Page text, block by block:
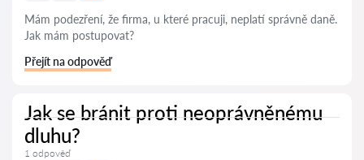
Mám podezření, že firma, u které pracuji, neplatí správně daně.
Jak mám postupovat?
Přejít na odpověď
Jak se bránit proti neoprávněnému
dluhu?
1 odpověď